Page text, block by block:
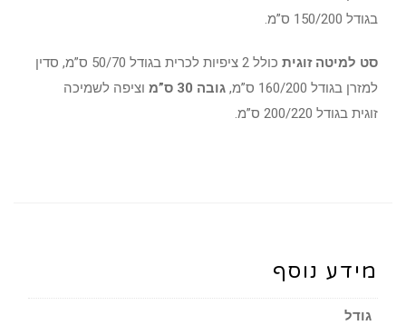
בגודל 150/200 ס”מ.
סט למיטה זוגית
כולל 2 ציפיות לכרית בגודל 50/70 ס”מ, סדין
למזרן בגודל 160/200 ס”מ,
גובה 30 ס”מ
וציפה לשמיכה
זוגית בגודל 200/220 ס”מ.
מידע נוסף
גודל